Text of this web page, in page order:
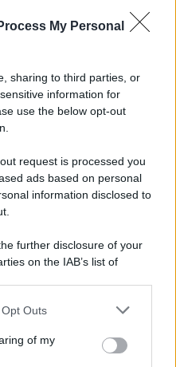
My Personal
sharing to third parties, or
information for
use the below opt-out
request is processed you
ads based on personal
information disclosed to
further disclosure of your
on the IAB’s list of
by us to third parties
Outs
of my
04827280654 - Testata
Inferiore N. 8/2020 - RG N.
– ISCRITTA ALL’ANSO
STAMPA ONLINE)
PRIVACY